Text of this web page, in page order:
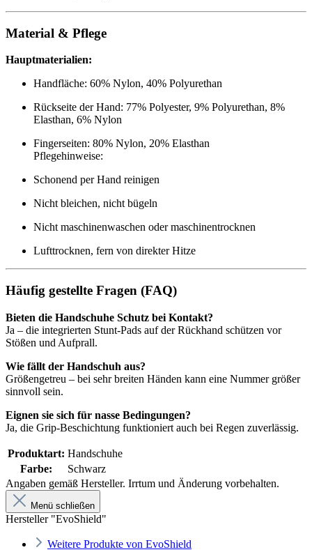
Material & Pflege
Hauptmaterialien:
Handfläche: 60% Nylon, 40% Polyurethan
Rückseite der Hand: 77% Polyester, 9% Polyurethan, 8%
Elasthan, 6% Nylon
Fingerseiten: 80% Nylon, 20% Elasthan
Pflegehinweise:
Schonend per Hand reinigen
Nicht bleichen, nicht bügeln
Nicht maschinenwaschen oder maschinentrocknen
Lufttrocknen, fern von direkter Hitze
Häufig gestellte Fragen (FAQ)
Bieten die Handschuhe Schutz bei Kontakt?
Ja – die integrierten Stunt-Pads auf der Rückhand schützen vor
Stößen und Aufprall.
Wie fällt der Handschuh aus?
Größengetreu – bei sehr breiten Händen kann eine Nummer größer
sinnvoll sein.
Eignen sie sich für nasse Bedingungen?
Ja, die Grip-Beschichtung funktioniert auch bei Regen zuverlässig.
Produktart: Handschuhe
Farbe:
Schwarz
Angaben gemäß Hersteller. Irrtum und Änderung vorbehalten.
Menü schließen
Hersteller "EvoShield"
Weitere Produkte von EvoShield